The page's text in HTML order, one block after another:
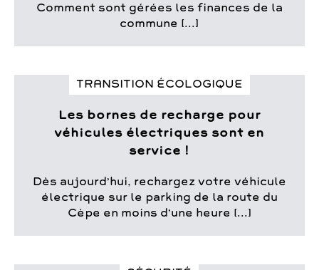
Comment sont gérées les finances de la
commune [...]
TRANSITION ÉCOLOGIQUE
Les bornes de recharge pour
véhicules électriques sont en
service !
Dès aujourd’hui, rechargez votre véhicule
électrique sur le parking de la route du
Cèpe en moins d’une heure [...]